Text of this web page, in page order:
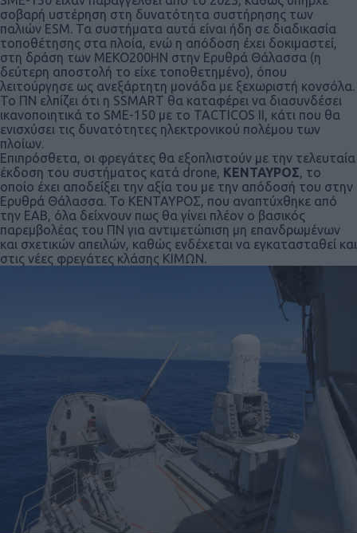
σοβαρή υστέρηση στη δυνατότητα συστήρησης των
παλιών ESM. Τα συστήματα αυτά είναι ήδη σε διαδικασία
τοποθέτησης στα πλοία, ενώ η απόδοση έχει δοκιμαστεί,
στη δράση των ΜΕΚΟ200ΗΝ στην Ερυθρά Θάλασσα (η
δεύτερη αποστολή το είχε τοποθετημένο), όπου
λειτούργησε ως ανεξάρτητη μονάδα με ξεχωριστή κονσόλα.
Το ΠΝ ελπίζει ότι η SSMART θα καταφέρει να διασυνδέσει
ικανοποιητικά το SME-150 με το TACTICOS II, κάτι που θα
ενισχύσει τις δυνατότητες ηλεκτρονικού πολέμου των
πλοίων.
Επιπρόσθετα, οι φρεγάτες θα εξοπλιστούν με την τελευταία
έκδοση του συστήματος κατά drone, ΚΕΝΤΑΥΡΟΣ, το
οποίο έχει αποδείξει την αξία του με την απόδοσή του στην
Ερυθρά Θάλασσα. Το ΚΕΝΤΑΥΡΟΣ, που αναπτύχθηκε από
την ΕΑΒ, όλα δείχνουν πως θα γίνει πλέον ο βασικός
παρεμβολέας του ΠΝ για αντιμετώπιση μη επανδρωμένων
και σχετικών απειλών, καθώς ενδέχεται να εγκατασταθεί και
στις νέες φρεγάτες κλάσης ΚΙΜΩΝ.